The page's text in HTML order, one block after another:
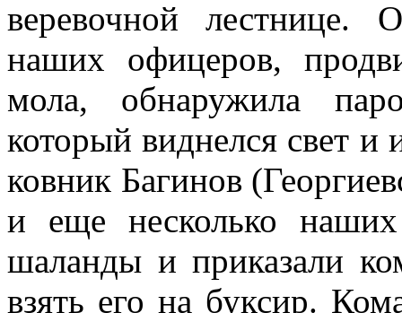
веревочной лестнице.
наших офицеров,
мола, обнаружила
который вид­нелся свет
ковник Багинов
и еще несколько
шаланды и приказали
взять его на буксир.